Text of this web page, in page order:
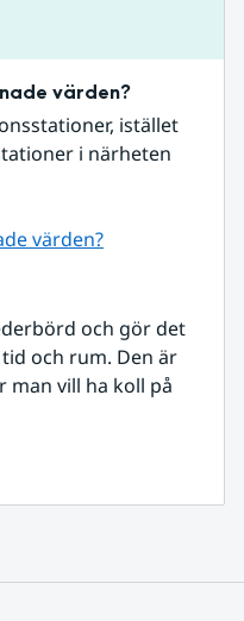
värden?
istället
i närheten
värden?
och gör det
och rum. Den är
man vill ha koll på